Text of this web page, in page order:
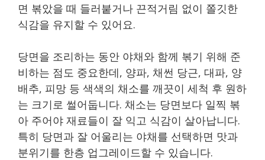
면 볶았을 때 들러붙거나 끈적거림 없이 쫄깃한
식감을 유지할 수 있어요.
당면을 조리하는 동안 야채와 함께 볶기 위해 준
비하는 점도 중요한데, 양파, 채썬 당근, 대파, 양
배추, 피망 등 색색의 채소를 깨끗이 세척 후 원하
는 크기로 썰어둡니다. 채소는 당면보다 일찍 볶
아 주어야 재료들이 잘 익고 식감이 살아납니다.
특히 당면과 잘 어울리는 야채를 선택하면 맛과
분위기를 한층 업그레이드할 수 있습니다.